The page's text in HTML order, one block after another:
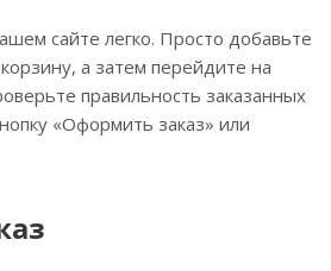
сайте легко. Просто добавьте
а затем перейдите на
правильность заказанных
«Оформить заказ» или